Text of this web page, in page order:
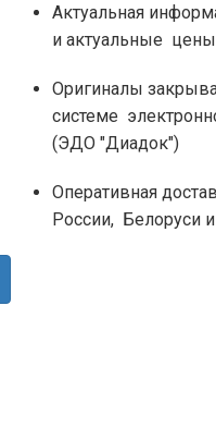
Актуальная
и актуальные
Оригиналы
системе
(ЭДО "Диадок")
Оперативная
России, Белоруси и